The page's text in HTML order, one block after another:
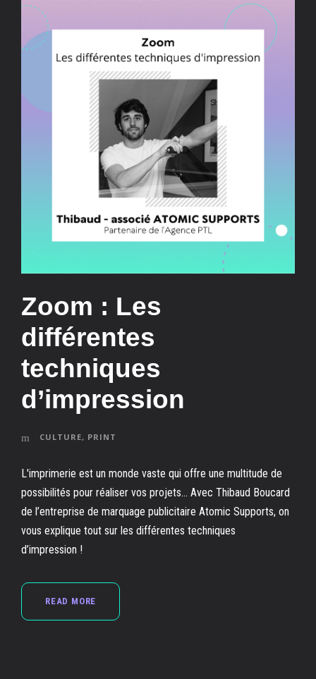
Zoom : Les
différentes
techniques
d’impression
CULTURE, PRINT
L'imprimerie est un monde vaste qui offre une multitude de
possibilités pour réaliser vos projets... Avec Thibaud Boucard
de l’entreprise de marquage publicitaire Atomic Supports, on
vous explique tout sur les différentes techniques
d’impression !
READ MORE